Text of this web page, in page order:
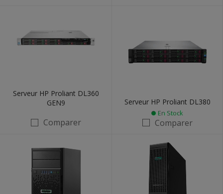
Serveur HP Proliant DL360
GEN9
Comparer
Serveur HP Proliant DL380
En Stock
Comparer